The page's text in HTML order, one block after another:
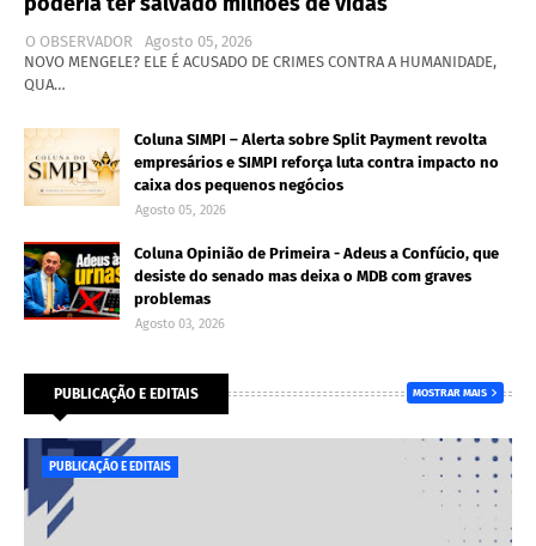
O OBSERVADOR
Agosto 05, 2026
NOVO MENGELE? ELE É ACUSADO DE CRIMES CONTRA A HUMANIDADE,
QUA…
Coluna SIMPI – Alerta sobre Split Payment revolta
empresários e SIMPI reforça luta contra impacto no
caixa dos pequenos negócios
Agosto 05, 2026
Coluna Opinião de Primeira - Adeus a Confúcio, que
desiste do senado mas deixa o MDB com graves
problemas
Agosto 03, 2026
PUBLICAÇÃO E EDITAIS MOSTRAR MAIS
PUBLICAÇÃO E EDITAIS